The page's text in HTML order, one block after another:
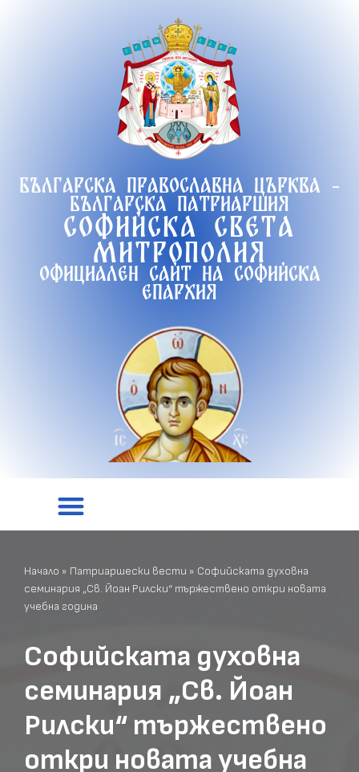
Българска православна църква -
Българска патриаршия
Софийска света
митрополия
Официален сайт на софийска
епархия
Начало » Патриаршески вести » Софийската духовна
семинария „Св. Йоан Рилски“ тържествено откри новата
учебна година
Софийската духовна
семинария „Св. Йоан
Рилски“ тържествено
откри новата учебна